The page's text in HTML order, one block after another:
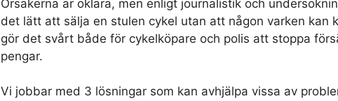
Orsakerna är oklara, men enligt journalistik och
det lätt att sälja en stulen cykel utan att någon varken kan
gör det svårt både för cykelköpare och polis att stoppa
pengar.
Vi jobbar med 3 lösningar som kan avhjälpa vissa av